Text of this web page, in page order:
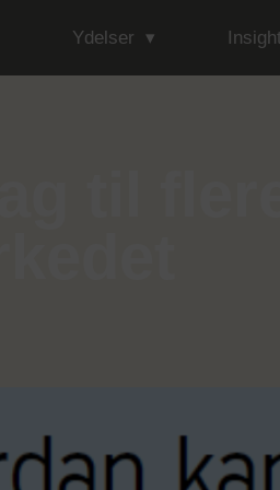
Ydelser